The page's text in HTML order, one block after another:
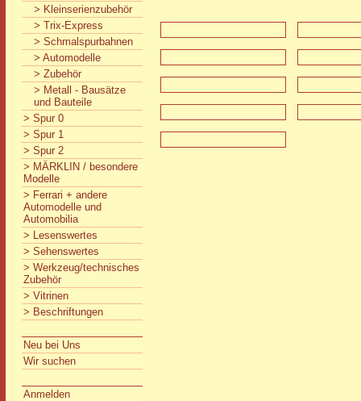
> Kleinserienzubehör
> Trix-Express
> Schmalspurbahnen
> Automodelle
> Zubehör
> Metall - Bausätze
und Bauteile
> Spur 0
> Spur 1
> Spur 2
> MÄRKLIN / besondere
Modelle
> Ferrari + andere
Automodelle und
Automobilia
> Lesenswertes
> Sehenswertes
> Werkzeug/technisches
Zubehör
> Vitrinen
> Beschriftungen
Neu bei Uns
Wir suchen
Anmelden